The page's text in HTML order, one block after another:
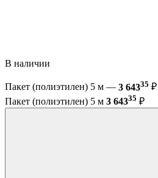
В наличии
Пакет (полиэтилен) 5 м — 3 64335 ₽
Пакет (полиэтилен) 5 м 3 64335 ₽